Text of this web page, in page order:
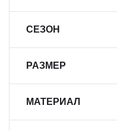
СЕЗОН
РАЗМЕР
МАТЕРИАЛ